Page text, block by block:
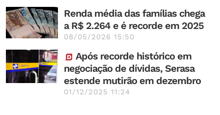
Renda média das famílias chega
a R$ 2.264 e é recorde em 2025
08/05/2026 15:50
Após recorde histórico em
negociação de dívidas, Serasa
estende mutirão em dezembro
01/12/2025 11:24